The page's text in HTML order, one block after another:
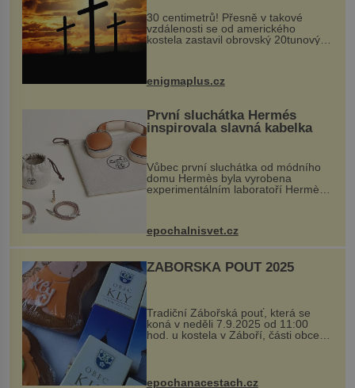
30 centimetrů! Přesně v takové
vzdálenosti se od amerického
kostela zastavil obrovský 20tunový
...
enigmaplus.cz
První sluchátka Hermés
inspirovala slavná kabelka
Vůbec první sluchátka od módního
domu Hermès byla vyrobena
experimentálním laboratoří Hermès
kovový...
epochalnisvet.cz
ZÁBOŘSKÁ POUŤ 2025
Tradiční Zábořská pouť, která se
koná v neděli 7.9.2025 od 11:00
hod. u kostela v Záboří, části obce
Kly u Mělníka. V programu naleznete
komentovanou prohlídku kostela,
epochanacestach.cz